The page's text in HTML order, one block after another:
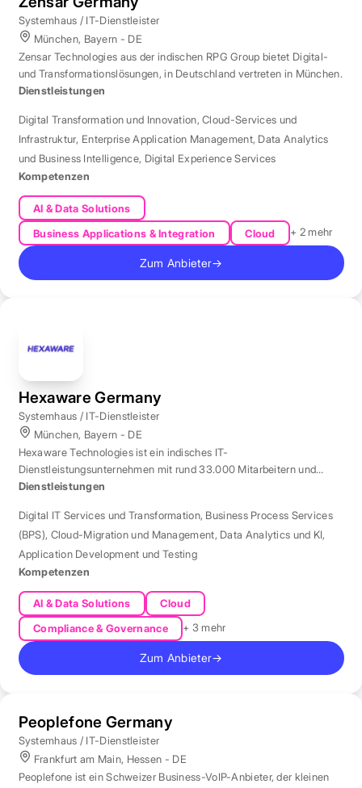
Systemhaus / IT-Dienstleister
München, Bayern - DE
Zensar Technologies aus der indischen RPG Group bietet Digital-
und Transformationslösungen, in Deutschland vertreten in München.
Dienstleistungen
Digital Transformation und Innovation,Cloud-Services und
Infrastruktur, Enterprise Application Management, Data Analytics
und Business Intelligence, Digital Experience Services
Kompetenzen
AI & Data Solutions
Business Applications & Integration
Cloud + 2 mehr
Zum Anbieter→
Hexaware Germany
Systemhaus / IT-Dienstleister
München, Bayern - DE
Hexaware Technologies ist ein indisches IT-
Dienstleistungsunternehmen mit rund 33.000 Mitarbeitern und
Standort München für Automatisierung und KI.
Dienstleistungen
Digital IT Services und Transformation, Business Process Services
(BPS), Cloud-Migration und Management, Data Analytics und KI,
Application Development und Testing
Kompetenzen
AI & Data Solutions
Cloud
Compliance & Governance
+ 3 mehr
Zum Anbieter→
Peoplefone Germany
Systemhaus / IT-Dienstleister
Frankfurt am Main, Hessen - DE
Peoplefone ist ein Schweizer Business-VoIP-Anbieter, der kleinen